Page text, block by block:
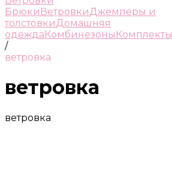
Брюки ВетровкиДжемперы и
толстовкиДомашняя
одеждаКомбинезоны Комплекты
/
ветровка
ветровка
ветровка